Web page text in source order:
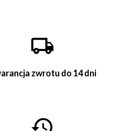
zwrotu do 14 dni